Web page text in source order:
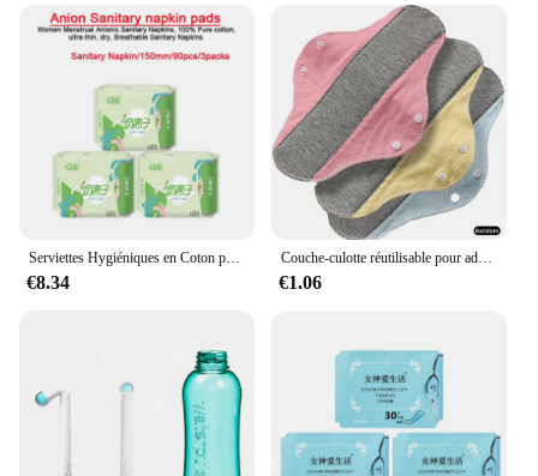
€8.34
Couche-culotte réutilisable pour adulte, avec grille menstruelle, hygiénique, non ald, tampons souples, serviette lavable, protège-slips, hygiène féminine, période
€1.06